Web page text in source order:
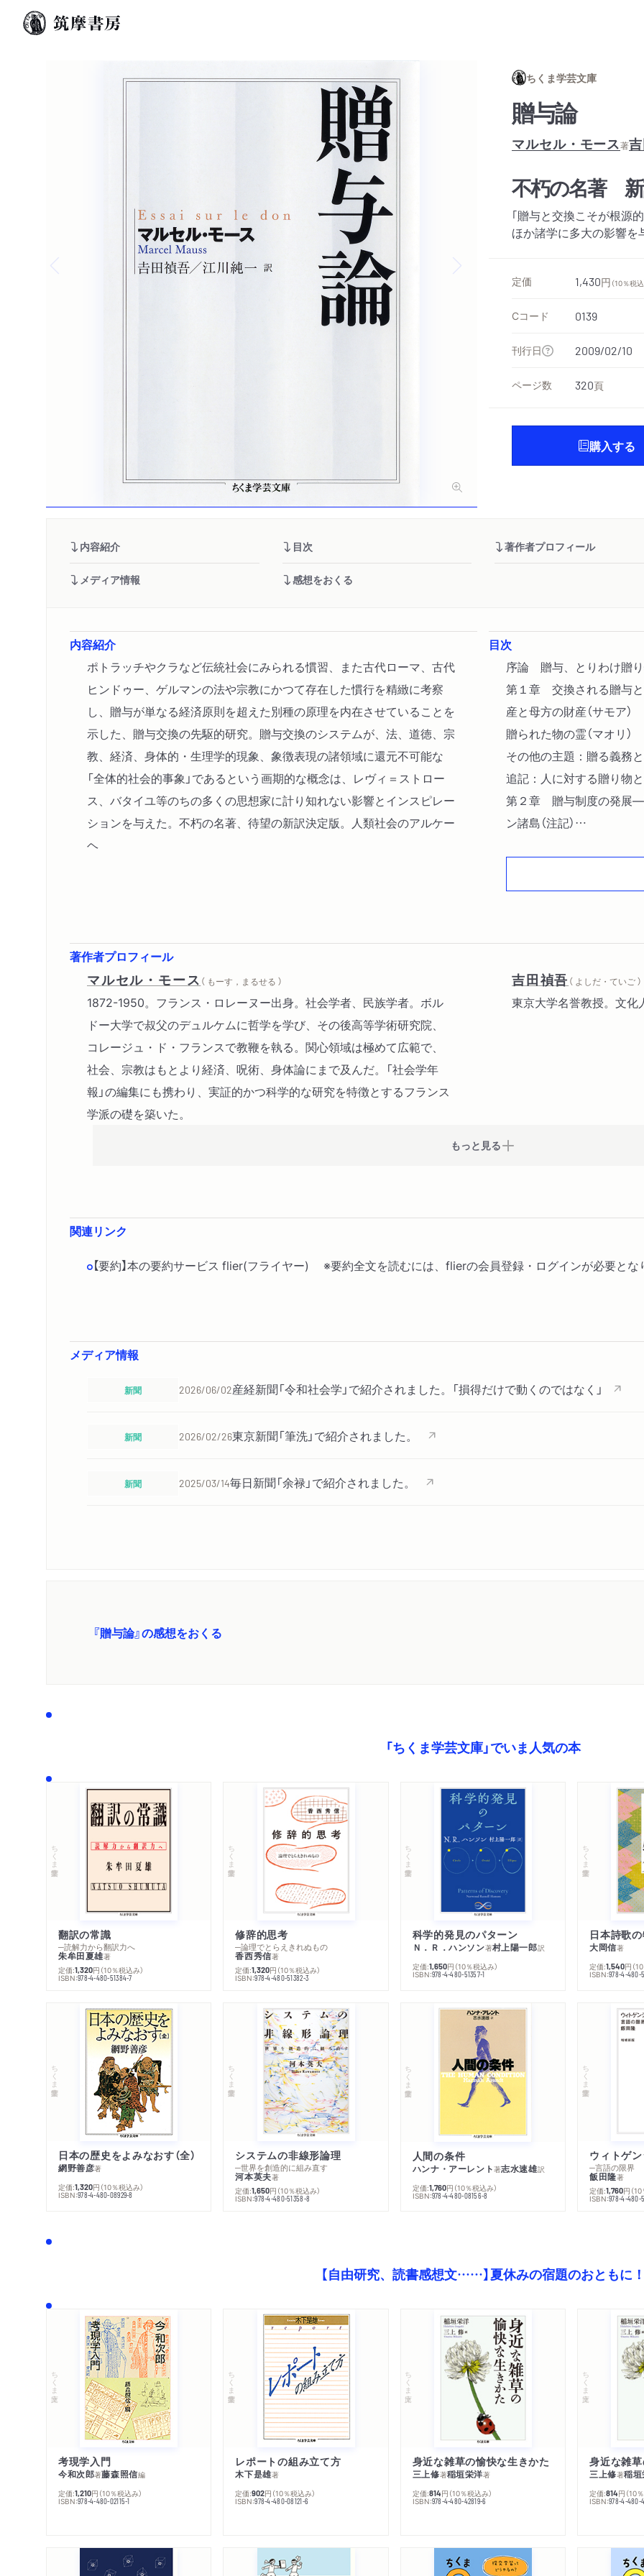
ちくま学芸文庫
贈与論
マルセル・モース著
不朽の名著
｢贈与と交換こそが根源
ほか諸学に多大の影響を
定価 1,430円 （10％税込
Cコード 0139
刊行日 2009/02/10
ページ数 320頁
購入する
内容紹介 目次 著作者プロフィール
メディア情報 感想をおくる
内容紹介
ポトラッチやクラなど伝統社会にみられる慣習、また古代ローマ、古代
ヒンドゥー、ゲルマンの法や宗教にかつて存在した慣行を精緻に考察
し、贈与が単なる経済原則を超えた別種の原理を内在させていることを
示した、贈与交換の先駆的研究。贈与交換のシステムが、法、道徳、宗
教、経済、身体的・生理学的現象、象徴表現の諸領域に還元不可能な
「全体的社会的事象」であるという画期的な概念は、レヴィ＝ストロー
ス、バタイユ等のちの多くの思想家に計り知れない影響とインスピレー
ションを与えた。不朽の名著、待望の新訳決定版。人類社会のアルケー
ヘ
目次
序論 贈与、とりわけ贈
第１章 交換される贈与と
産と母方の財産（サモア）
贈られた物の霊（マオリ）
その他の主題：贈る義務
追記：人に対する贈り物
第２章 贈与制度の発展―
ン諸島（注記）
第３章 古代の法と経済に
第４章 結論（道徳上の結論
経済社会学上および政治
著作者プロフィール
マルセル・モース （ もーす，まるせる ）
1872-1950。フランス・ロレーヌー出身。社会学者、民族学者。ボル
ドー大学で叔父のデュルケムに哲学を学び、その後高等学術研究院、
コレージュ・ド・フランスで教鞭を執る。関心領域は極めて広範で、
社会、宗教はもとより経済、呪術、身体論にまで及んだ。「社会学年
報」の編集にも携わり、実証的かつ科学的な研究を特徴とするフランス
学派の礎を築いた。
吉田禎吾 （ よしだ・ていご ）
東京大学名誉教授。文化
もっと見る
関連リンク
【要約】本の要約サービス flier(フライヤー) ※要約全文を読むには、flierの会員登録・ログインが必要とな
メディア情報
新聞 2026/06/02産経新聞「令和社会学」で紹介されました。「損得だけで動くのではなく」
新聞 2026/02/26東京新聞「筆洗」で紹介されました。
新聞 2025/03/14毎日新聞「余禄」で紹介されました。
『贈与論』の感想をおくる
「ちくま学芸文庫」でいま人気の本
ちくま学芸文庫
翻訳の常識
─読解力から翻訳力へ
朱牟田夏雄著
定価:1,320円 （10％税込み）
ISBN:978-4-480-51384-7
ちくま学芸文庫
修辞的思考
─論理でとらえきれぬもの
香西秀信著
定価:1,320円 （10％税込み）
ISBN:978-4-480-51382-3
ちくま学芸文庫
科学的発見のパターン
Ｎ．Ｒ．ハンソン著村上陽一郎訳
定価:1,650円 （10％税込み）
ISBN:978-4-480-51357-1
ちくま学芸文庫
日本詩歌
大岡信著
定価:1,540円 （
ISBN:978-4-480-
ちくま学芸文庫
日本の歴史をよみなおす（全）
網野善彦著
定価:1,320円 （10％税込み）
ISBN:978-4-480-08929-8
ちくま学芸文庫
システムの非線形論理
─世界を創造的に組み直す
河本英夫著
定価:1,650円 （10％税込み）
ISBN:978-4-480-51358-8
ちくま学芸文庫
人間の条件
ハンナ・アーレント著志水速雄訳
定価:1,760円 （10％税込み）
ISBN:978-4-480-08156-8
ちくま学芸文庫
─言語の限界
飯田隆著
定価:1,760円 （
ISBN:978-4-480-
【自由研究、読書感想文……】夏休みの宿題のおともに！
ちくま文庫
考現学入門
今和次郎著藤森照信編
定価:1,210円 （10％税込み）
ISBN:978-4-480-02115-1
ちくま学芸文庫
レポートの組み立て方
木下是雄著
定価:902円 （10％税込み）
ISBN:978-4-480-08121-6
ちくま文庫
身近な雑草の愉快な生きかた
三上修著稲垣栄洋著
定価:814円 （10％税込み）
ISBN:978-4-480-42819-6
ちくま文庫
身近な雑
三上修著稲
定価:814円 （10
ISBN:978-4-480-